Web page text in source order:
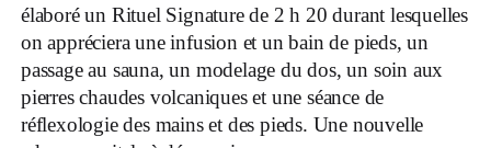
élaboré un Rituel Signature de 2 h 20 durant lesquelles
on appréciera une infusion et un bain de pieds, un
passage au sauna, un modelage du dos, un soin aux
pierres chaudes volcaniques et une séance de
réflexologie des mains et des pieds. Une nouvelle